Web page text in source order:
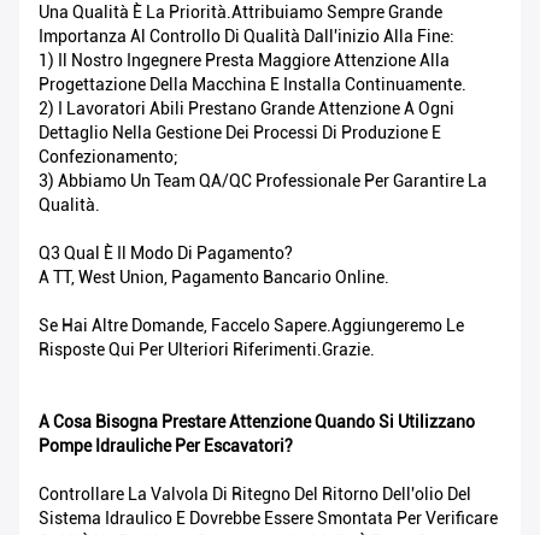
Una Qualità È La Priorità.Attribuiamo Sempre Grande
Importanza Al Controllo Di Qualità Dall'inizio Alla Fine:
1) Il Nostro Ingegnere Presta Maggiore Attenzione Alla
Progettazione Della Macchina E Installa Continuamente.
2) I Lavoratori Abili Prestano Grande Attenzione A Ogni
Dettaglio Nella Gestione Dei Processi Di Produzione E
Confezionamento;
3) Abbiamo Un Team QA/QC Professionale Per Garantire La
Qualità.
Q3 Qual È Il Modo Di Pagamento?
A TT, West Union, Pagamento Bancario Online.
Se Hai Altre Domande, Faccelo Sapere.Aggiungeremo Le
Risposte Qui Per Ulteriori Riferimenti.Grazie.
A Cosa Bisogna Prestare Attenzione Quando Si Utilizzano
Pompe Idrauliche Per Escavatori?
Controllare La Valvola Di Ritegno Del Ritorno Dell'olio Del
Sistema Idraulico E Dovrebbe Essere Smontata Per Verificare